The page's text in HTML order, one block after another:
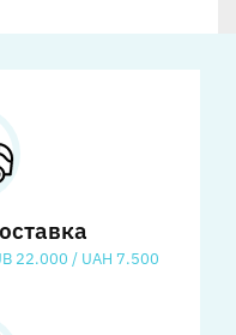
22.000 / UAH 7.500